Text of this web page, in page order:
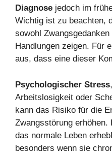
Diagnose jedoch im
Wichtig ist zu beachten,
sowohl
Handlungen zeigen. Für
aus, dass eine dieser
Psychologischer Stress
Arbeitslosigkeit oder
kann das Risiko für die
Zwangsstörung erhöhen.
das normale Leben
besonders wenn sie